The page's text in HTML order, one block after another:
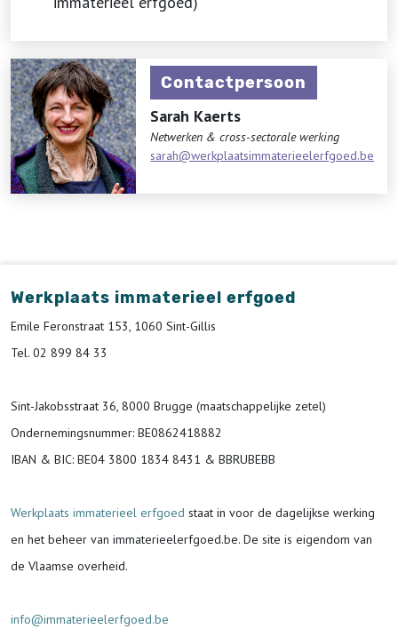
Contactpersoon
Sarah Kaerts
Netwerken & cross-sectorale werking
sarah@werkplaatsimmaterieelerfgoed.be
Werkplaats immaterieel erfgoed
Emile Feronstraat 153, 1060 Sint-Gillis
Tel. 02 899 84 33
Sint-Jakobsstraat 36, 8000 Brugge (maatschappelijke zetel)
Ondernemingsnummer: BE0862418882
IBAN & BIC: BE04 3800 1834 8431 & BBRUBEBB
Werkplaats immaterieel erfgoed staat in voor de dagelijkse werking
en het beheer van immaterieelerfgoed.be. De site is eigendom van
de Vlaamse overheid.
info@immaterieelerfgoed.be